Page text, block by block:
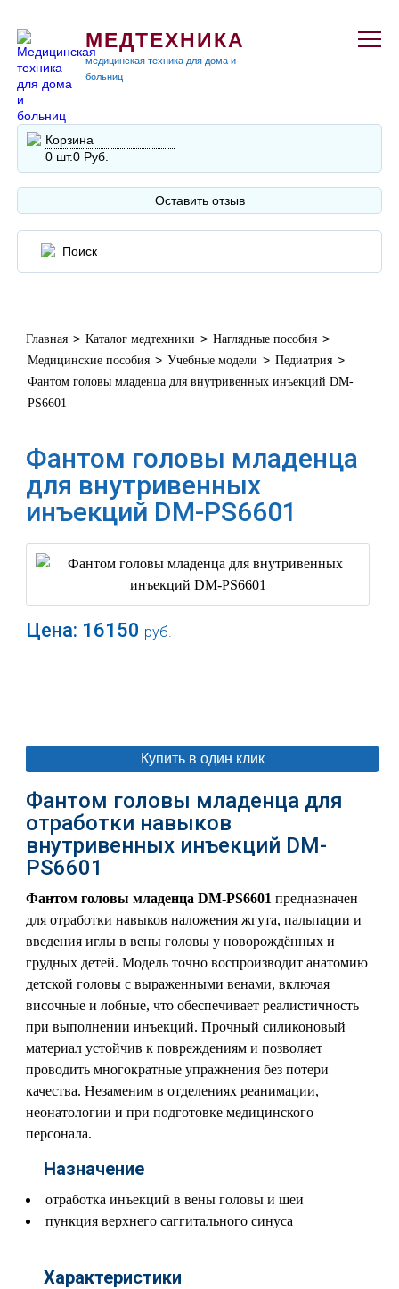
МЕДТЕХНИКА
медицинская техника для дома и
больниц
Корзина
0 шт.0 Руб.
Оставить отзыв
Главная > Каталог медтехники > Наглядные пособия >
Медицинские пособия > Учебные модели > Педиатрия >
Фантом головы младенца для внутривенных инъекций DM-
PS6601
Фантом головы младенца
для внутривенных
инъекций DM-PS6601
Цена: 16150 руб.
Купить в один клик
Фантом головы младенца для
отработки навыков
внутривенных инъекций DM-
PS6601
Фантом головы младенца DM-PS6601предназначен
для отработки навыков наложения жгута, пальпации и
введения иглы в вены головы у новорождённых и
грудных детей. Модель точно воспроизводит анатомию
детской головы с выраженными венами, включая
височные и лобные, что обеспечивает реалистичность
при выполнении инъекций. Прочный силиконовый
материал устойчив к повреждениям и позволяет
проводить многократные упражнения без потери
качества. Незаменим в отделениях реанимации,
неонатологии и при подготовке медицинского
персонала.
Назначение
отработка инъекций в вены головы и шеи
пункция верхнего саггитального синуса
Характеристики